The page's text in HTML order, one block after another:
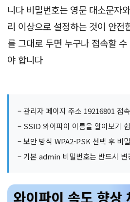
니다 비밀번호는 영문 대소문자
리 이상으로 설정하는 것이 안전
를 그대로 두면 누구나 접속할
야 합니다
– 관리자 페이지 주소 19216801 접
– SSID 와이파이 이름을 알아보기
– 보안 방식 WPA2-PSK 선택 후 비
– 기본 admin 비밀번호는 반드시 변
와이파이 속도 향상